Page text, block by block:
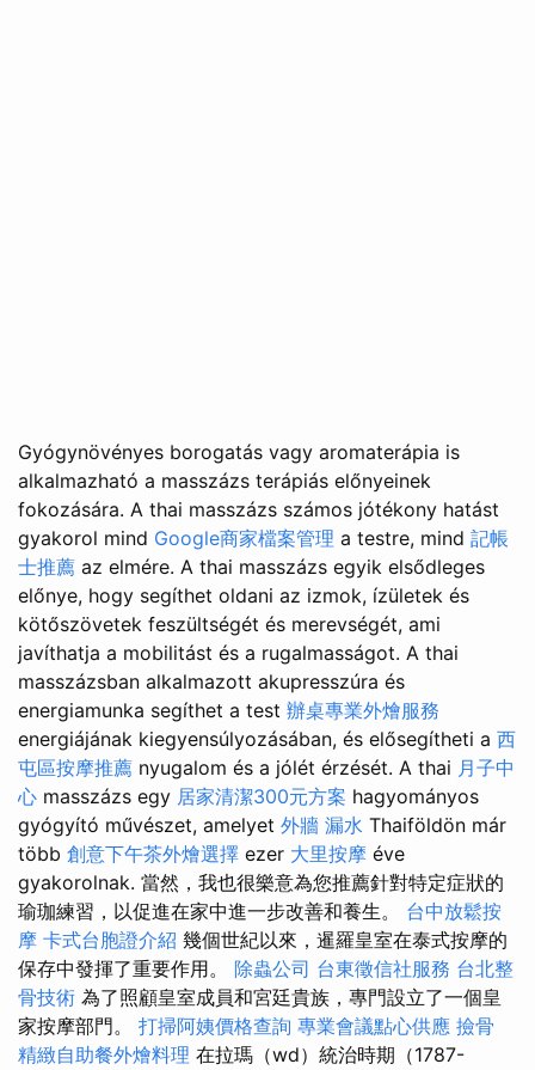
Gyógynövényes borogatás vagy aromaterápia is
alkalmazható a masszázs terápiás előnyeinek
fokozására. A thai masszázs számos jótékony hatást
gyakorol mind Google商家檔案管理 a testre, mind 記帳
士推薦 az elmére. A thai masszázs egyik elsődleges
előnye, hogy segíthet oldani az izmok, ízületek és
kötőszövetek feszültségét és merevségét, ami
javíthatja a mobilitást és a rugalmasságot. A thai
masszázsban alkalmazott akupresszúra és
energiamunka segíthet a test 辦桌專業外燴服務
energiájának kiegyensúlyozásában, és elősegítheti a 西
屯區按摩推薦 nyugalom és a jólét érzését. A thai 月子中
心 masszázs egy 居家清潔300元方案 hagyományos
gyógyító művészet, amelyet 外牆 漏水 Thaiföldön már
több 創意下午茶外燴選擇 ezer 大里按摩 éve
gyakorolnak. 當然，我也很樂意為您推薦針對特定症狀的
瑜珈練習，以促進在家中進一步改善和養生。 台中放鬆按
摩 卡式台胞證介紹 幾個世紀以來，暹羅皇室在泰式按摩的
保存中發揮了重要作用。 除蟲公司 台東徵信社服務 台北整
骨技術 為了照顧皇室成員和宮廷貴族，專門設立了一個皇
家按摩部門。 打掃阿姨價格查詢 專業會議點心供應 撿骨
精緻自助餐外燴料理 在拉瑪（wd）統治時期（1787-